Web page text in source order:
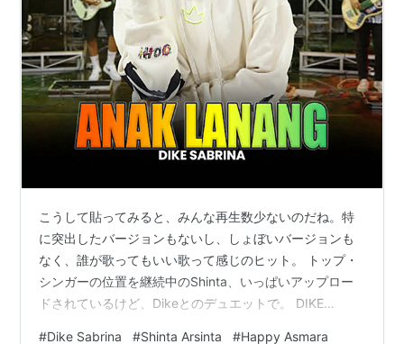
こうして貼ってみると、みんな再生数少ないのだね。特
に突出したバージョンもないし、しょぼいバージョンも
なく、誰が歌ってもいい歌って感じのヒット。 トップ・
シンガーの位置を継続中のShinta、いっぱいアップロー
ドされているけど、Dikeとのデュエットで。 DIKE
#Dike Sabrina #Shinta Arsinta #Happy Asmara